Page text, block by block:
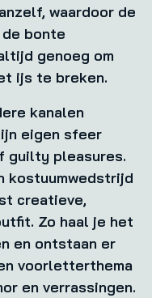
waardoor de
bonte
genoeg om
ijs te breken.
kanalen
eigen sfeer
guilty pleasures.
kostuumwedstrijd
creatieve,
Zo haal je het
en ontstaan er
voorletterthema
en verrassingen.